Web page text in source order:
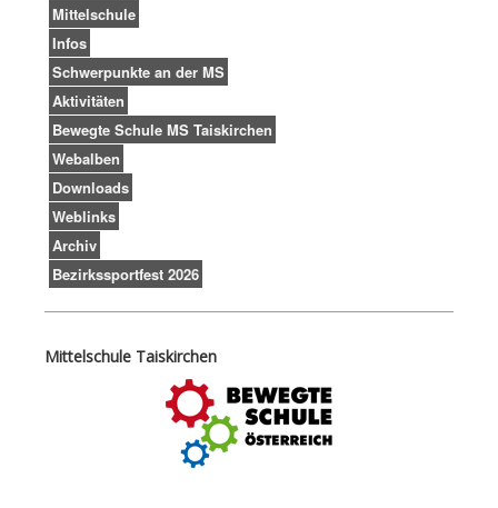
Mittelschule
Infos
Schwerpunkte an der MS
Aktivitäten
Bewegte Schule MS Taiskirchen
Webalben
Downloads
Weblinks
Archiv
Bezirkssportfest 2026
Mittelschule Taiskirchen